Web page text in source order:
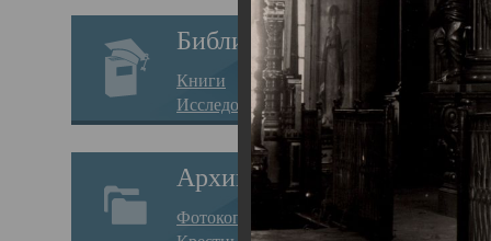
Библиотека
Книги
Исследования
Архив
Фотокопии дел